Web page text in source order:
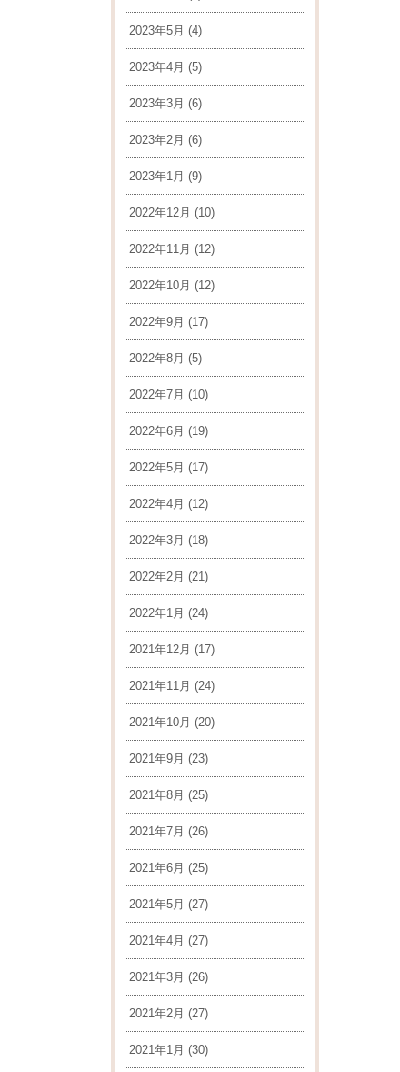
2023年5月 (4)
2023年4月 (5)
2023年3月 (6)
2023年2月 (6)
2023年1月 (9)
2022年12月 (10)
2022年11月 (12)
2022年10月 (12)
2022年9月 (17)
2022年8月 (5)
2022年7月 (10)
2022年6月 (19)
2022年5月 (17)
2022年4月 (12)
2022年3月 (18)
2022年2月 (21)
2022年1月 (24)
2021年12月 (17)
2021年11月 (24)
2021年10月 (20)
2021年9月 (23)
2021年8月 (25)
2021年7月 (26)
2021年6月 (25)
2021年5月 (27)
2021年4月 (27)
2021年3月 (26)
2021年2月 (27)
2021年1月 (30)